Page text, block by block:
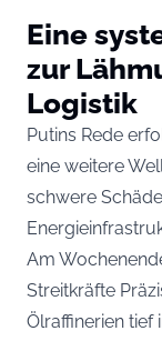
Eine
zur
Logistik
Putins Rede
eine weitere
schwere
Am
Streitkräfte
Ölraffinerien tief